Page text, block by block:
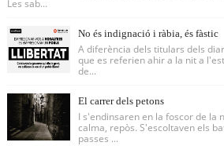
Les sab...
No és indignació i ràbia, és fàstic
A diferència dels titulars dels
que es referien ahir a la nit a
de...
El carrer dels petons
I s'endinsaren en la foscor de la
calma, repòs. S'escoltaven els
passes ...